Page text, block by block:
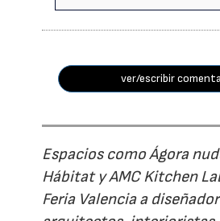
ver/escribir
Espacios como Ágora
Hábitat y AMC Kitchen
Feria Valencia a